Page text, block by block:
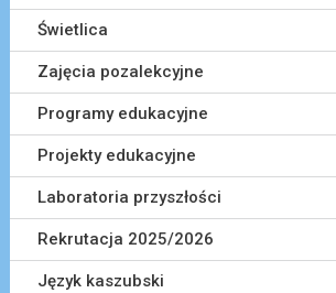
Świetlica
Zajęcia pozalekcyjne
Programy edukacyjne
Projekty edukacyjne
Laboratoria przyszłości
Rekrutacja 2025/2026
Język kaszubski